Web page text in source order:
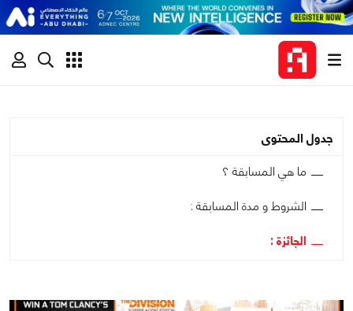
جدول المحتوى
ما هي المسابقة ؟
الشروط و مدة المسابقة :
الجائزة :